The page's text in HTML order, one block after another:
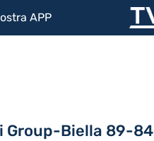
APP
Group-Biella 89-84